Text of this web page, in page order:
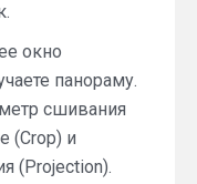
окно
панораму.
сшивания
(Crop) и
(Projection).